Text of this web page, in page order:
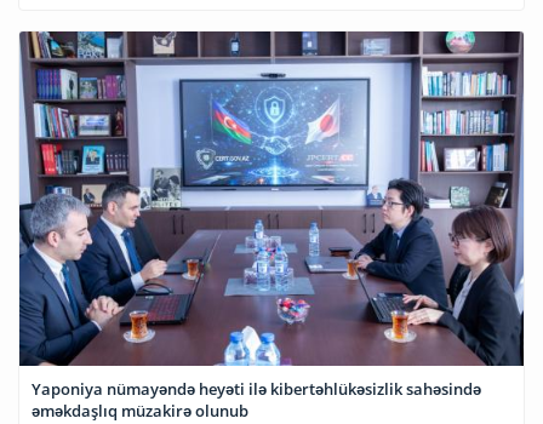
Yaponiya nümayəndə heyəti ilə kibertəhlükəsizlik sahəsində
əməkdaşlıq müzakirə olunub